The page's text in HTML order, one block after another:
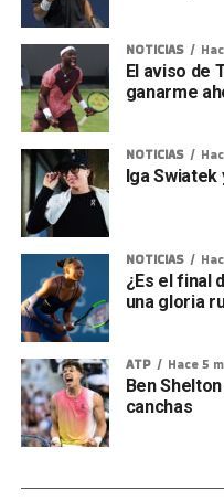
NOTICIAS
El aviso de
ganarme
NOTICIAS
Iga
NOTICIAS
¿Es el final
una gloria
ATP Hace 5
Ben
canchas